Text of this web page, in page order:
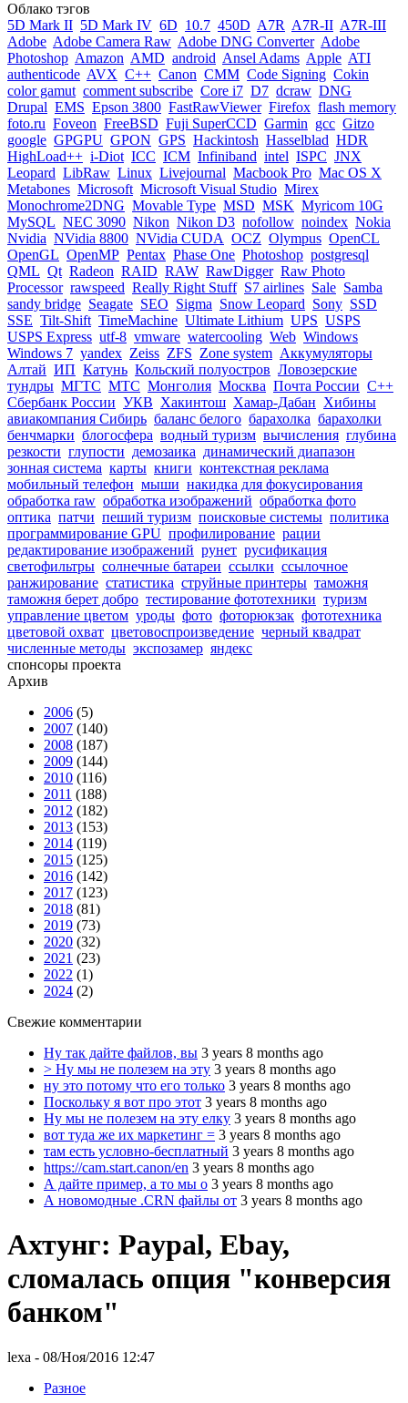
Облако тэгов
5D Mark II 5D Mark IV 6D 10.7 450D A7R A7R-II A7R-III
Adobe Adobe Camera Raw Adobe DNG Converter Adobe
Photoshop Amazon AMD android Ansel Adams Apple ATI
authenticode AVX C++ Canon CMM Code Signing Cokin
color gamut comment subscribe Core i7 D7 dcraw DNG
Drupal EMS Epson 3800 FastRawViewer Firefox flash memory
foto.ru Foveon FreeBSD Fuji SuperCCD Garmin gcc Gitzo
google GPGPU GPON GPS Hackintosh Hasselblad HDR
HighLoad++ i-Diot ICC ICM Infiniband intel ISPC JNX
Leopard LibRaw Linux Livejournal Macbook Pro Mac OS X
Metabones Microsoft Microsoft Visual Studio Mirex
Monochrome2DNG Movable Type MSD MSK Myricom 10G
MySQL NEC 3090 Nikon Nikon D3 nofollow noindex Nokia
Nvidia NVidia 8800 NVidia CUDA OCZ Olympus OpenCL
OpenGL OpenMP Pentax Phase One Photoshop postgresql
QML Qt Radeon RAID RAW RawDigger Raw Photo
Processor rawspeed Really Right Stuff S7 airlines Sale Samba
sandy bridge Seagate SEO Sigma Snow Leopard Sony SSD
SSE Tilt-Shift TimeMachine Ultimate Lithium UPS USPS
USPS Express utf-8 vmware watercooling Web Windows
Windows 7 yandex Zeiss ZFS Zone system Аккумуляторы
Алтай ИП Катунь Кольский полуостров Ловозерские
тундры МГТС МТС Монголия Москва Почта России С++
Сбербанк России УКВ Хакинтош Хамар-Дабан Хибины
авиакомпания Сибирь баланс белого барахолка барахолки
бенчмарки блогосфера водный туризм вычисления глубина
резкости глупости демозаика динамический диапазон
зонная система карты книги контекстная реклама
мобильный телефон мыши накидка для фокусирования
обработка raw обработка изображений обработка фото
оптика патчи пеший туризм поисковые системы политика
программирование GPU профилирование рации
редактирование изображений рунет русификация
светофильтры солнечные батареи ссылки ссылочное
ранжирование статистика струйные принтеры таможня
таможня берет добро тестирование фототехники туризм
управление цветом уроды фото фоторюкзак фототехника
цветовой охват цветовоспроизведение черный квадрат
численные методы экспозамер яндекс
спонсоры проекта
Архив
2006 (5)
2007 (140)
2008 (187)
2009 (144)
2010 (116)
2011 (188)
2012 (182)
2013 (153)
2014 (119)
2015 (125)
2016 (142)
2017 (123)
2018 (81)
2019 (73)
2020 (32)
2021 (23)
2022 (1)
2024 (2)
Свежие комментарии
Ну так дайте файлов, вы 3 years 8 months ago
> Ну мы не полезем на эту 3 years 8 months ago
ну это потому что его только 3 years 8 months ago
Поскольку я вот про этот 3 years 8 months ago
Ну мы не полезем на эту елку 3 years 8 months ago
вот туда же их маркетинг = 3 years 8 months ago
там есть условно-бесплатный 3 years 8 months ago
https://cam.start.canon/en 3 years 8 months ago
А дайте пример, а то мы о 3 years 8 months ago
А новомодные .CRN файлы от 3 years 8 months ago
Ахтунг: Paypal, Ebay,
сломалась опция "конверсия
банком"
lexa - 08/Ноя/2016 12:47
Разное